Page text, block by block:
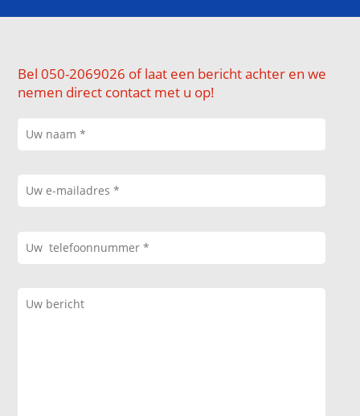
Bel 050-2069026 of laat een bericht achter en we
nemen direct contact met u op!